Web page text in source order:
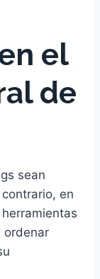
el
de
sean
en
ordenar